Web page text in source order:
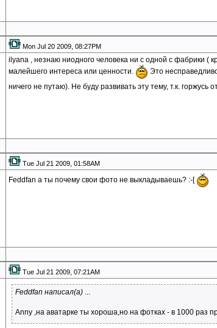
Mon Jul 20 2009, 08:27PM
ilyana , незнаю ниодного человека ни с одной с фабрики (
малейшего интереса или ценности.
Это
ничего не путаю). Не буду развивать эту тему, т.к. горжусь
Tue Jul 21 2009, 01:58AM
Feddfan а ты почему свои фото не выкладываешь? :-[
Tue Jul 21 2009, 07:21AM
Feddfan написал(а)...
Anny ,на аватарке ты хороша,но на фотках - в 1000 раз